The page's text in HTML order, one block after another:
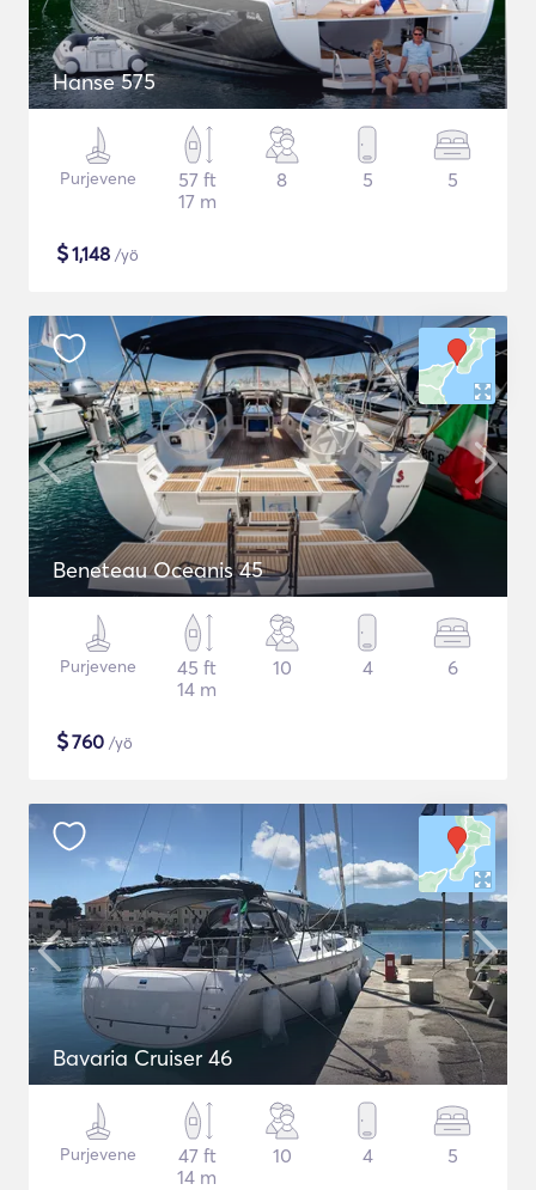
Hanse 575
Purjevene
57 ft
17 m
8 5 5
$1,148 /yö
Beneteau Oceanis 45
Purjevene
45 ft
14 m
10 4 6
$760 /yö
Bavaria Cruiser 46
Purjevene
47 ft
14 m
10 4 5